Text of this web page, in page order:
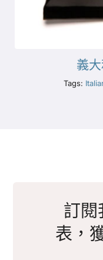
義
Tags:
訂閱
表，